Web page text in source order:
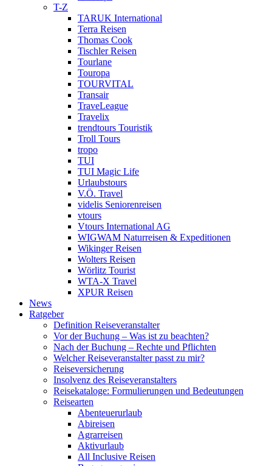
T-Z
TARUK International
Terra Reisen
Thomas Cook
Tischler Reisen
Tourlane
Touropa
TOURVITAL
Transair
TraveLeague
Travelix
trendtours Touristik
Troll Tours
tropo
TUI
TUI Magic Life
Urlaubstours
V.Ö. Travel
videlis Seniorenreisen
vtours
Vtours International AG
WIGWAM Naturreisen & Expeditionen
Wikinger Reisen
Wolters Reisen
Wörlitz Tourist
WTA-X Travel
XPUR Reisen
News
Ratgeber
Definition Reiseveranstalter
Vor der Buchung – Was ist zu beachten?
Nach der Buchung – Rechte und Pflichten
Welcher Reiseveranstalter passt zu mir?
Reiseversicherung
Insolvenz des Reiseveranstalters
Reisekataloge: Formulierungen und Bedeutungen
Reisearten
Abenteuerurlaub
Abireisen
Agrarreisen
Aktivurlaub
All Inclusive Reisen